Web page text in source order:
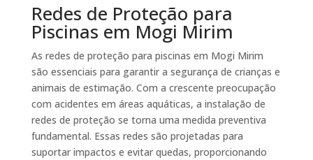
Redes de Proteção para
Piscinas em Mogi Mirim
As redes de proteção para piscinas em Mogi Mirim
são essenciais para garantir a segurança de crianças e
animais de estimação. Com a crescente preocupação
com acidentes em áreas aquáticas, a instalação de
redes de proteção se torna uma medida preventiva
fundamental. Essas redes são projetadas para
suportar impactos e evitar quedas, proporcionando